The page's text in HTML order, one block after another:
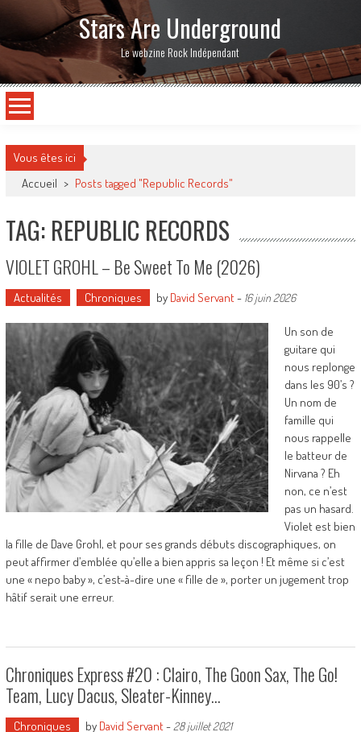
Stars Are Underground
Le webzine Rock Indépendant
Vous êtes ici
Accueil > Posts tagged "Republic Records"
TAG: REPUBLIC RECORDS
VIOLET GROHL – Be Sweet To Me (2026)
Actualités Chroniques by David Servant- 16 juin 2026
Un son de
guitare qui
nous replonge
dans les 90’s ?
Un nom de
famille qui
nous rappelle
le batteur de
Nirvana ? Eh
non, ce n’est
pas un hasard.
Violet est bien
la fille de Dave Grohl, et pour ses grands débuts discographiques, on
peut affirmer d’emblée qu’elle a bien appris sa leçon ! Et même si c’est
une « nepo baby », c’est-à-dire une « fille de », porter un jugement trop
hâtif serait une erreur.
Chroniques Express #20 : Clairo, The Goon Sax, The Go!
Team, Lucy Dacus, Sleater-Kinney…
Chroniques by David Servant- 28 juillet 2021